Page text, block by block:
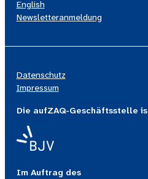
English
Newsletteranmeldung
Datenschutz
Impressum
Die aufZAQ-Geschäftsstelle
Im Auftrag des